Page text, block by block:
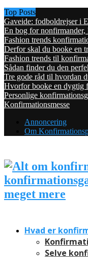
Top Posts
Gaveide: fodboldrejser i
En bog for nonfirmander,
Fashion trends
Derfor skal du booke en
Fashion trends til
Sådan finder du den
Tre gode råd til hvordan
Hvorfor booke en dygtig
Personlige
Konfirmationsmesse
Annoncering
Om
Hvad er
Selve